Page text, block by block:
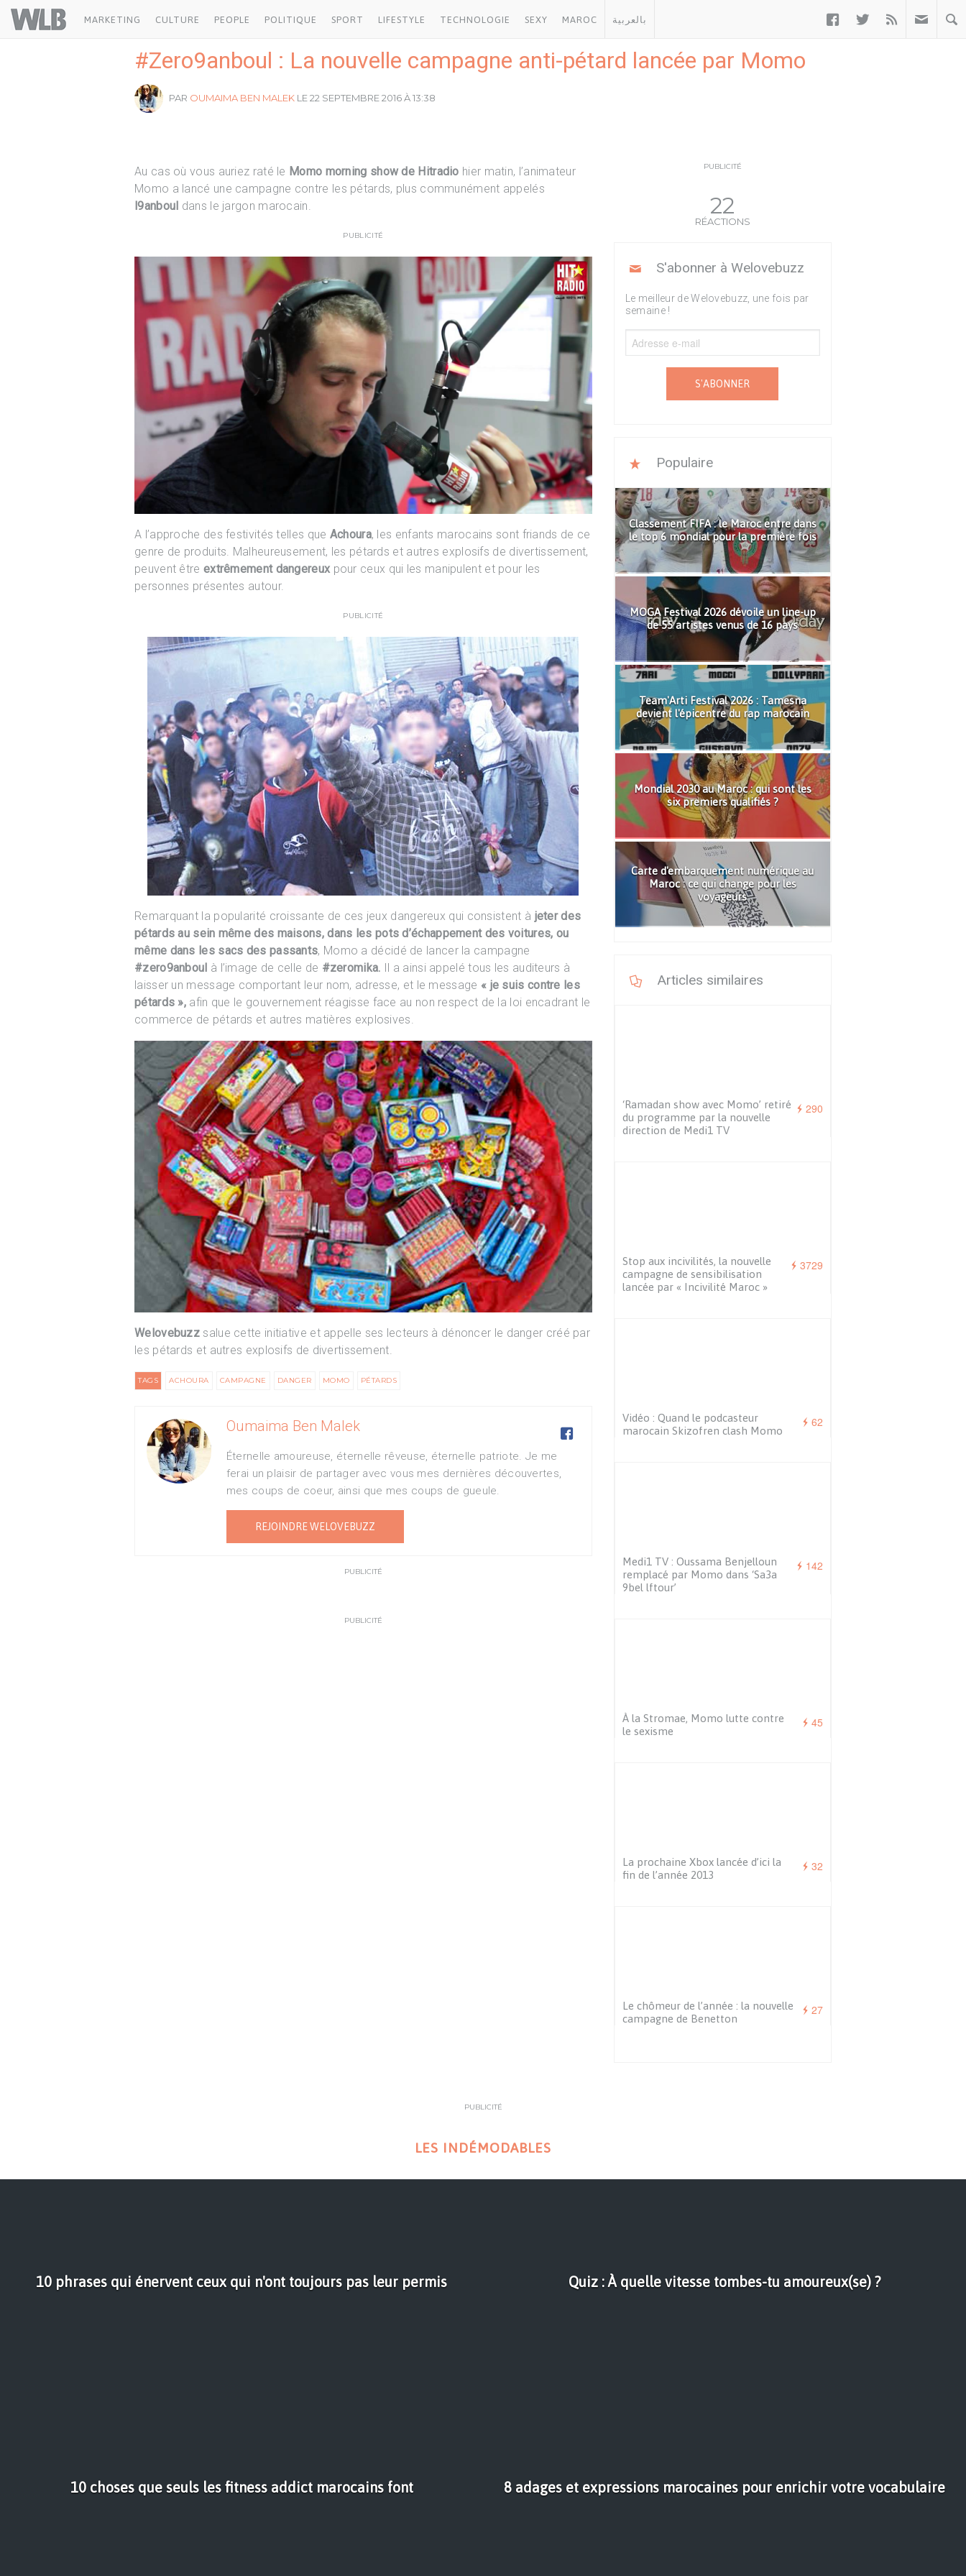
Welovebuzz
MARKETING CULTURE PEOPLE POLITIQUE SPORT LIFESTYLE TECHNOLOGIE SEXY MAROC بالعربية   
#Zero9anboul : La nouvelle campagne anti-pétard lancée par Momo
PAR OUMAIMA BEN MALEK LE 22 SEPTEMBRE 2016 À 13:38
Au cas où vous auriez raté le Momo morning show de Hitradio hier matin, l’animateur
Momo a lancé une campagne contre les pétards, plus communément appelés
l9anboul dans le jargon marocain.
PUBLICITÉ
A l’approche des festivités telles que Achoura, les enfants marocains sont friands de ce
genre de produits. Malheureusement, les pétards et autres explosifs de divertissement,
peuvent être extrêmement dangereuxpour ceux qui les manipulent et pour les
personnes présentes autour.
PUBLICITÉ
Remarquant la popularité croissante de ces jeux dangereux qui consistent à jeter des
pétards au sein même des maisons, dans les pots d’échappement des voitures, ou
même dans les sacs des passants, Momo a décidé de lancer la campagne
#zero9anboul à l’image de celle de #zeromika. Il a ainsi appelé tous les auditeurs à
laisser un message comportant leur nom, adresse, et le message « je suis contre les
pétards », afin que le gouvernement réagisse face au non respect de la loi encadrant le
commerce de pétards et autres matières explosives.
Welovebuzz salue cette initiative et appelle ses lecteurs à dénoncer le danger créé par
les pétards et autres explosifs de divertissement.
TAGS ACHOURA CAMPAGNE DANGER MOMO PÉTARDS
Oumaima Ben Malek 
Éternelle amoureuse, éternelle rêveuse, éternelle patriote. Je me
ferai un plaisir de partager avec vous mes dernières découvertes,
mes coups de coeur, ainsi que mes coups de gueule.
REJOINDRE WELOVEBUZZ
PUBLICITÉ
PUBLICITÉ
PUBLICITÉ
22
RÉACTIONS
S'abonner à Welovebuzz
Le meilleur de Welovebuzz, une fois par
semaine !
S'ABONNER
Populaire
Classement FIFA : le Maroc entre dans
le top 6 mondial pour la première fois
MOGA Festival 2026 dévoile un line-up
de 55 artistes venus de 16 pays
Team'Arti Festival 2026 : Tamesna
devient l'épicentre du rap marocain
Mondial 2030 au Maroc : qui sont les
six premiers qualifiés ?
Carte d'embarquement numérique au
Maroc : ce qui change pour les
voyageurs
Articles similaires
290
‘Ramadan show avec Momo’ retiré
du programme par la nouvelle
direction de Medi1 TV
3729
Stop aux incivilités, la nouvelle
campagne de sensibilisation
lancée par « Incivilité Maroc »
62
Vidéo : Quand le podcasteur
marocain Skizofren clash Momo
142
Medi1 TV : Oussama Benjelloun
remplacé par Momo dans ‘Sa3a
9bel lftour’
45
À la Stromae, Momo lutte contre
le sexisme
32
La prochaine Xbox lancée d’ici la
fin de l’année 2013
27
Le chômeur de l’année : la nouvelle
campagne de Benetton
PUBLICITÉ
LES INDÉMODABLES
10 phrases qui énervent ceux qui n'ont toujours pas leur permis Quiz : À quelle vitesse tombes-tu amoureux(se) ?
10 choses que seuls les fitness addict marocains font 8 adages et expressions marocaines pour enrichir votre vocabulaire